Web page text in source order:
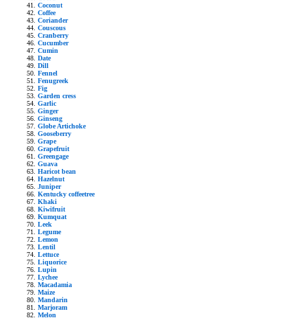
Coconut
Coffee
Coriander
Couscous
Cranberry
Cucumber
Cumin
Date
Dill
Fennel
Fenugreek
Fig
Garden cress
Garlic
Ginger
Ginseng
Globe Artichoke
Gooseberry
Grape
Grapefruit
Greengage
Guava
Haricot bean
Hazelnut
Juniper
Kentucky coffeetree
Khaki
Kiwifruit
Kumquat
Leek
Legume
Lemon
Lentil
Lettuce
Liquorice
Lupin
Lychee
Macadamia
Maize
Mandarin
Marjoram
Melon